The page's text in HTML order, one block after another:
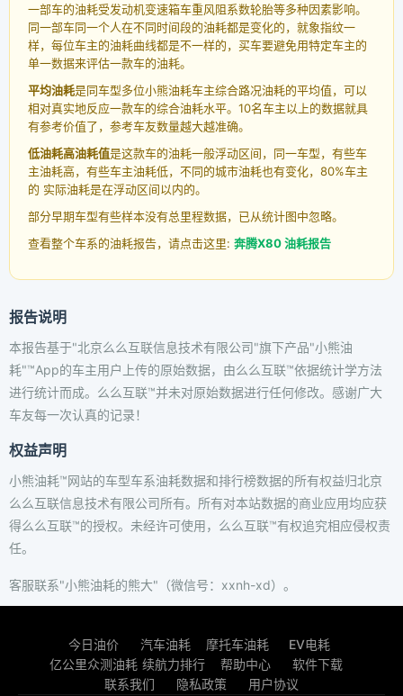
一部车的油耗受发动机变速箱车重风阻系数轮胎等多种因素影响。
同一部车同一个人在不同时间段的油耗都是变化的，就象指纹一
样，每位车主的油耗曲线都是不一样的，买车要避免用特定车主的
单一数据来评估一款车的油耗。
平均油耗是同车型多位小熊油耗车主综合路况油耗的平均值，可以
相对真实地反应一款车的综合油耗水平。10名车主以上的数据就具
有参考价值了，参考车友数量越大越准确。
低油耗高油耗值是这款车的油耗一般浮动区间，同一车型，有些车
主油耗高，有些车主油耗低，不同的城市油耗也有变化，80%车主
的 实际油耗是在浮动区间以内的。
部分早期车型有些样本没有总里程数据，已从统计图中忽略。
查看整个车系的油耗报告，请点击这里: 奔腾X80 油耗报告
报告说明
本报告基于"北京么么互联信息技术有限公司"旗下产品"小熊油
耗"™App的车主用户上传的原始数据，由么么互联™依据统计学方法
进行统计而成。么么互联™并未对原始数据进行任何修改。感谢广大
车友每一次认真的记录！
权益声明
小熊油耗™网站的车型车系油耗数据和排行榜数据的所有权益归北京
么么互联信息技术有限公司所有。所有对本站数据的商业应用均应获
得么么互联™的授权。未经许可使用，么么互联™有权追究相应侵权责
任。
客服联系"小熊油耗的熊大"（微信号：xxnh-xd）。
今日油价 汽车油耗 摩托车油耗
EV电耗
亿公里众测油耗 续航力排行 帮助中心
软件下载
联系我们
隐私政策 用户协议